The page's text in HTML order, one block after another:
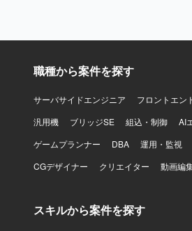
職種から案件を探す
サーバサイドエンジニア フロントエン
汎用機
ブリッジSE 組込・制御 AI
ゲームプランナー
DBA 運用・監視
CGデザイナー
クリエイター 動画編
スキルから案件を探す